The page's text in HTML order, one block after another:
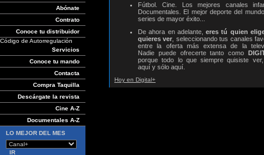
Abónate
Contrato
Conoce tu distribuidor
Código de Autorregulación
Servicios
Conoce tu mando
Contacta
Compra Taquilla
Descárgate la revista
Cine A-Z
Documentales A-Z
LO MEJOR DEL MES
Fútbol. Cine. Los mejores canales
Documentales. El mejor deporte del
series de mayor éxito...
De ahora en adelante, eres tú quien
quieres ver , seleccionando tus canales
entre la oferta más extensa de la
Nadie puede ofrecerte tanto como
porque todo lo que siempre quisiste
aquí y sólo aquí.
Hoy en Digital+